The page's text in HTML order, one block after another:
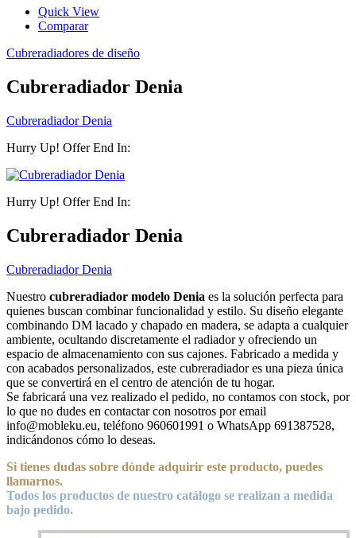
Quick View
Comparar
Cubreradiadores de diseño
Cubreradiador Denia
Cubreradiador Denia
Hurry Up! Offer End In:
Hurry Up! Offer End In:
Cubreradiador Denia
Cubreradiador Denia
Nuestro cubreradiador modelo Denia es la solución perfecta para
quienes buscan combinar funcionalidad y estilo. Su diseño elegante
combinando DM lacado y chapado en madera, se adapta a cualquier
ambiente, ocultando discretamente el radiador y ofreciendo un
espacio de almacenamiento con sus cajones. Fabricado a medida y
con acabados personalizados, este cubreradiador es una pieza única
que se convertirá en el centro de atención de tu hogar.
Se fabricará una vez realizado el pedido, no contamos con stock, por
lo que no dudes en contactar con nosotros por email
info@mobleku.eu, teléfono 960601991 o WhatsApp 691387528,
indicándonos cómo lo deseas.
Si tienes dudas sobre dónde adquirir este producto, puedes
llamarnos.
Todos los productos de nuestro catálogo se realizan a medida
bajo pedido.